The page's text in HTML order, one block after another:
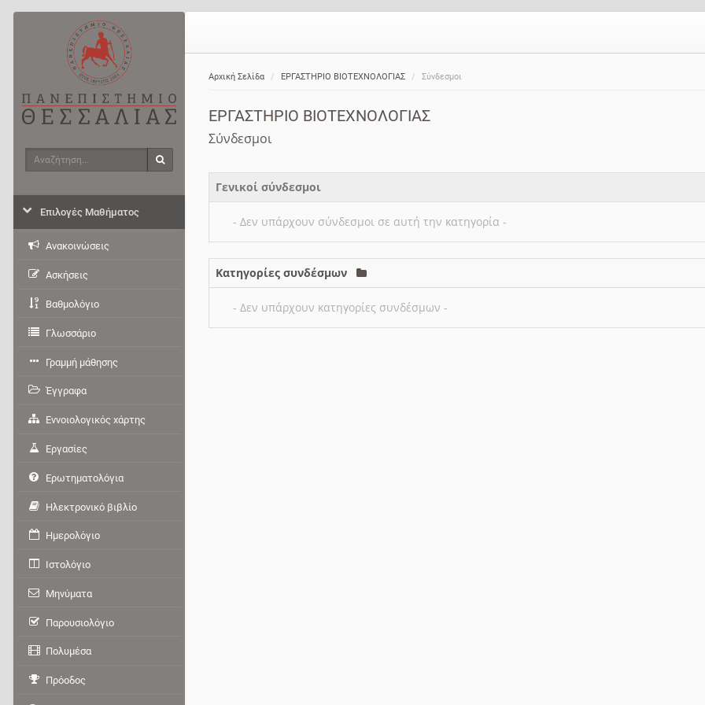
Αρχική Σελίδα ΕΡΓΑΣΤΗΡΙΟ ΒIΟΤΕΧΝΟΛΟΓΙΑΣ Σύνδεσμοι
ΕΡΓΑΣΤΗΡΙΟ ΒIΟΤΕΧΝΟΛΟΓΙΑΣ
Σύνδεσμοι
Γενικοί σύνδεσμοι
- Δεν υπάρχουν σύνδεσμοι σε αυτή την κατηγορία -
Κατηγορίες συνδέσμων
- Δεν υπάρχουν κατηγορίες συνδέσμων -
Αναζήτηση
Επιλογές Μαθήματος
Ανακοινώσεις
Ασκήσεις
Βαθμολόγιο
Γλωσσάριο
Γραμμή μάθησης
Έγγραφα
Εννοιολογικός χάρτης
Εργασίες
Ερωτηματολόγια
Ηλεκτρονικό βιβλίο
Ημερολόγιο
Ιστολόγιο
Μηνύματα
Παρουσιολόγιο
Πολυμέσα
Πρόοδος